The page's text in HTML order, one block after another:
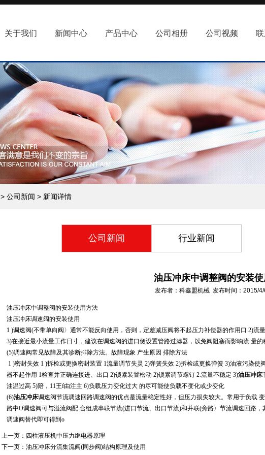
关于我们 新闻中心 产品中心 公司相册 公司视频
> 公司新闻 > 新闻详情
公司新闻 行业新闻
油压冲床中调整阀的安装
发布者：科鑫盟机械 发布时间：2015/
油压冲床中调整阀的安装使用方法
油压冲床调速阔的安装使用
1 )调速阀(不带单向阀〉通常不能反向使用，否则，定差减压阀将不起压力补偿器的作用口 2)流
3)在接近最小流量工作日寸，建议在调速阀的进口侧设置管路过滤器，以免阀阻塞而影响流 量的
(5)调速阀常见故障及其诊断排除方法。 故障现象 产生原因 排除方法
1 )密封失效 1 )拆检或更换密封装置 1流量调节失灵 2)弹簧失效 2)拆检或更换弹簧 3)油液污染
器不起作用 1检查并正确连接进、出口 2)锁紧装置松动 2)锁紧调节螺钉 2.流量不稳定 3)油压冲床
油温过高 5)陪，11王f由注主 6)负载压力变化过大 的尽可能使负载不变化或少变化
(6)油压冲床调速阀节流调速回路调速阀的优点是流量稳定性好，但压力损失较大。常用于负载
路中O调速阀可与溢流阀配 合组成串联节流(进口节流、出口节流)和并联(旁路〉节流调速回路
调速阀替代即可得到o
上一页： 四柱液压机中压力继电器原理
下一页： 油压冲床分流集流阀(同步阀)结构原理及使用